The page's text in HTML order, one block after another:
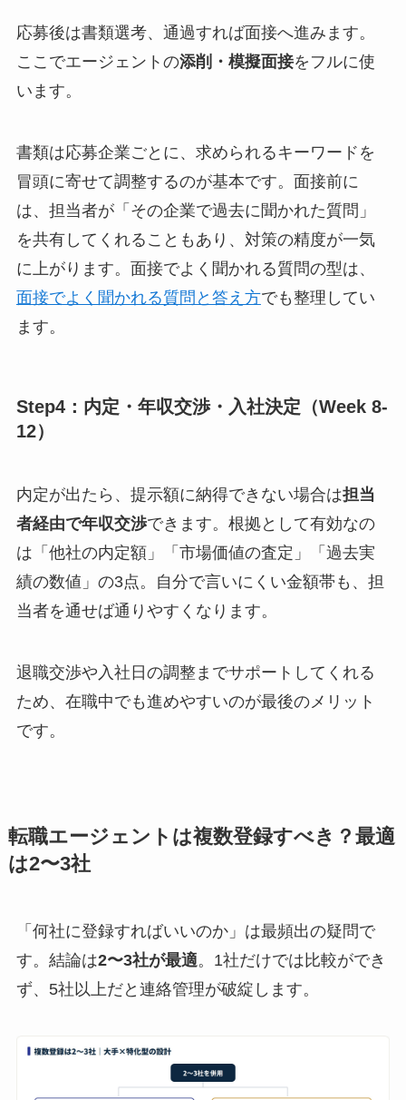
応募後は書類選考、通過すれば面接へ進みます。
ここでエージェントの添削・模擬面接をフルに使
います。
書類は応募企業ごとに、求められるキーワードを
冒頭に寄せて調整するのが基本です。面接前に
は、担当者が「その企業で過去に聞かれた質問」
を共有してくれることもあり、対策の精度が一気
に上がります。面接でよく聞かれる質問の型は、
面接でよく聞かれる質問と答え方でも整理してい
ます。
Step4：内定・年収交渉・入社決定（Week 8-
12）
内定が出たら、提示額に納得できない場合は担当
者経由で年収交渉できます。根拠として有効なの
は「他社の内定額」「市場価値の査定」「過去実
績の数値」の3点。自分で言いにくい金額帯も、担
当者を通せば通りやすくなります。
退職交渉や入社日の調整までサポートしてくれる
ため、在職中でも進めやすいのが最後のメリット
です。
転職エージェントは複数登録すべき？最適
は2〜3社
「何社に登録すればいいのか」は最頻出の疑問で
す。結論は2〜3社が最適。1社だけでは比較ができ
ず、5社以上だと連絡管理が破綻します。